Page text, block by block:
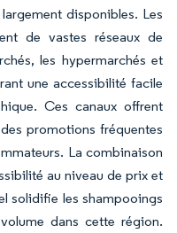
disponibles. Les
de vastes réseaux de
les hypermarchés et
une accessibilité facile
Ces canaux offrent
promotions fréquentes
La combinaison
au niveau de prix et
solidifie les shampooings
dans cette région.